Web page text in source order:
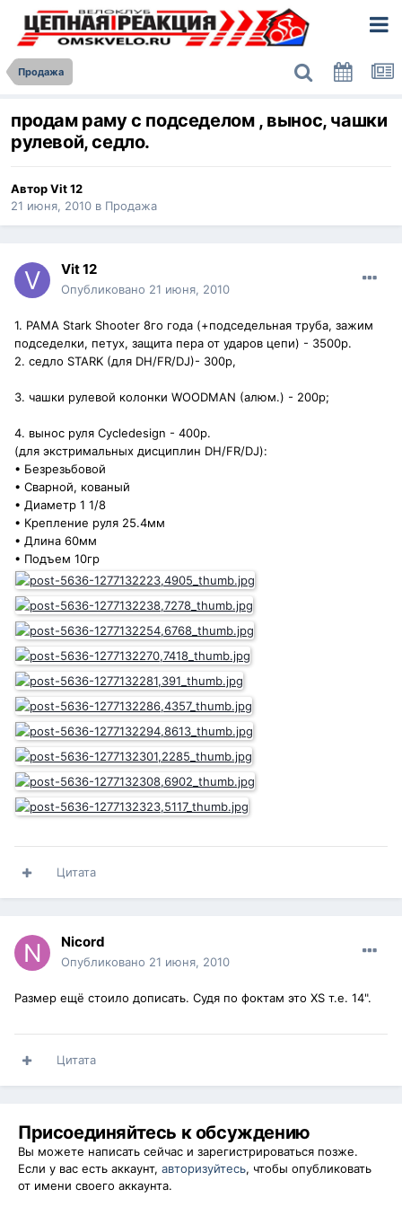
Продажа
продам раму с подседелом , вынос, чашки
рулевой, седло.
АвторVit 12
21 июня, 2010 в Продажа
Vit 12
Опубликовано 21 июня, 2010
1. РАМА Stark Shooter 8го года (+подседельная труба, зажим
подседелки, петух, защита пера от ударов цепи) - 3500р.
2. седло STARK (для DH/FR/DJ)- 300р,
3. чашки рулевой колонки WOODMAN (алюм.) - 200р;
4. вынос руля Cycledesign - 400р.
(для экстримальных дисциплин DH/FR/DJ):
• Безрезьбовой
• Сварной, кованый
• Диаметр 1 1/8
• Крепление руля 25.4мм
• Длина 60мм
• Подъем 10гр
Цитата
Nicord
Опубликовано 21 июня, 2010
Размер ещё стоило дописать. Судя по фоктам это XS т.е. 14".
Цитата
Присоединяйтесь к обсуждению
Вы можете написать сейчас и зарегистрироваться позже.
Если у вас есть аккаунт, авторизуйтесь, чтобы опубликовать
от имени своего аккаунта.